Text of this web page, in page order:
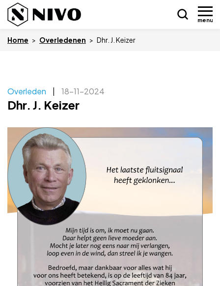
menu
to
content
Nieuws
Zakelijk
Overledenen
Overige
Vacatures
Adreswijziging
Home > Overledenen > Dhr. J. Keizer
Overleden | 18-11-2024
Dhr. J. Keizer